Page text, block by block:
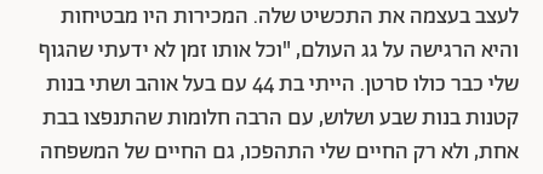
לעצב בעצמה את התכשיט שלה. המכירות היו מבטיחות
והיא הרגישה על גג העולם, "וכל אותו זמן לא ידעתי שהגוף
שלי כבר כולו סרטן. הייתי בת 44 עם בעל אוהב ושתי בנות
קטנות בנות שבע ושלוש, עם הרבה חלומות שהתנפצו בבת
אחת, ולא רק החיים שלי התהפכו, גם החיים של המשפחה